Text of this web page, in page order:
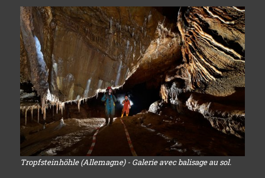
Tropfsteinhöhle (Allemagne) - Galerie avec balisage au sol.